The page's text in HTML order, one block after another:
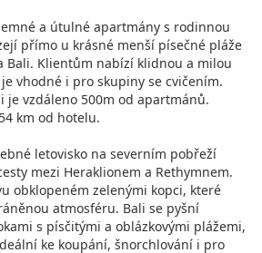
a útulné apartmány s rodinnou
přímo u krásné menší písečné pláže
Bali. Klientům nabízí klidnou a milou
vhodné i pro skupiny se cvičením.
je vzdáleno 500m od apartmánů.
km od hotelu.
letovisko na severním pobřeží
mezi Heraklionem a Rethymnem.
obklopeném zelenými kopci, které
atmosféru. Bali se pyšní
s písčitými a oblázkovými plážemi,
ke koupání, šnorchlování i pro